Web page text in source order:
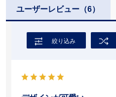
ユーザーレビュー （6）
絞り込み